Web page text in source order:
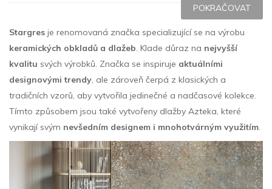
POKRAČOVAT
Stargres je renomovaná značka specializující se na výrobu
keramických obkladů a dlažeb. Klade důraz na nejvyšší
kvalitu svých výrobků. Značka se inspiruje aktuálními
designovými trendy, ale zároveň čerpá z klasických a
tradičních vzorů, aby vytvořila jedinečné a nadčasové kolekce.
Tímto způsobem jsou také vytvořeny dlažby Azteka, které
vynikají svým nevšedním designem i mnohotvárným využitím.